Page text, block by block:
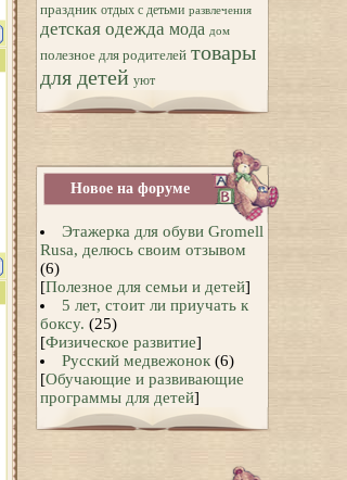
праздник отдых с детьми развлечения
детская одежда мода дом
полезное для родителей товары
для детей уют
Новое на форуме
Этажерка для обуви Gromell
Rusa, делюсь своим отзывом
(6)
[Полезное для семьи и детей]
5 лет, стоит ли приучать к
боксу. (25)
[Физическое развитие]
Русский медвежонок (6)
[Обучающие и развивающие
программы для детей]